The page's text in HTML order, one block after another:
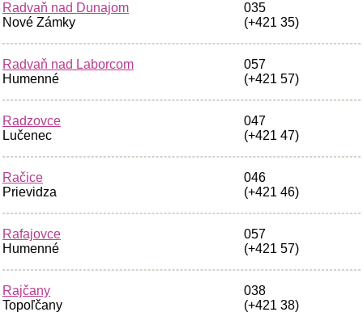
Radvaň nad Dunajom
Nové Zámky
035
(+421 35)
Radvaň nad Laborcom
Humenné
057
(+421 57)
Radzovce
Lučenec
047
(+421 47)
Račice
Prievidza
046
(+421 46)
Rafajovce
Humenné
057
(+421 57)
Rajčany
Topoľčany
038
(+421 38)